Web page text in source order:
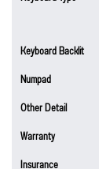
Keyboard Backlit
Numpad
Other Detail
Warranty